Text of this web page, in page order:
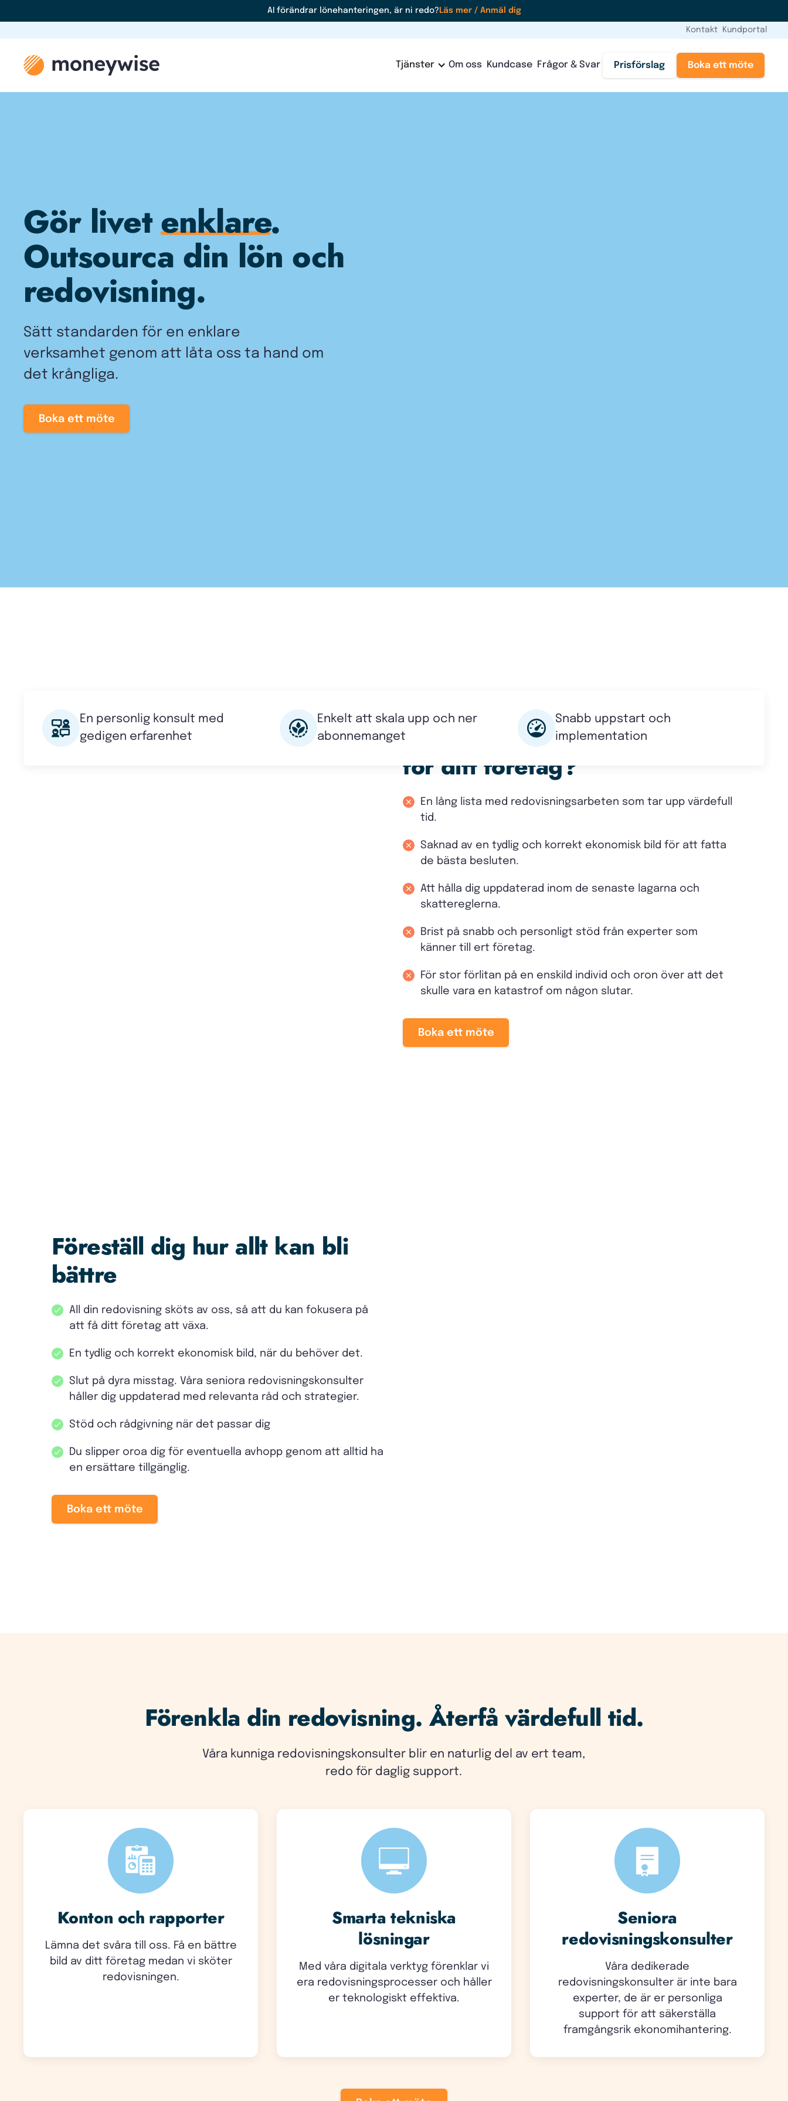
AI förändrar lönehanteringen, är ni redo? Läs mer / Anmäl dig
Kontakt Kundportal
Tjänster Om oss Kundcase Frågor & Svar Prisförslag Boka ett möte
Gör livetenklare.
Outsourca din lön och
redovisning.
Sätt standarden för en enklare
verksamhet genom att låta oss ta hand om
det krångliga.
Boka ett möte
En personlig konsult med
gedigen erfarenhet
Enkelt att skala upp och ner
abonnemanget
Snabb uppstart och
implementation
Är dessa utmaningar vardag
för ditt företag?
En lång lista med redovisningsarbeten som tar upp värdefull
tid.
Saknad av en tydlig och korrekt ekonomisk bild för att fatta
de bästa besluten.
Att hålla dig uppdaterad inom de senaste lagarna och
skattereglerna.
Brist på snabb och personligt stöd från experter som
känner till ert företag.
För stor förlitan på en enskild individ och oron över att det
skulle vara en katastrof om någon slutar.
Boka ett möte
Föreställ dig hur allt kan bli
bättre
All din redovisning sköts av oss, så att du kan fokusera på
att få ditt företag att växa.
En tydlig och korrekt ekonomisk bild, när du behöver det.
Slut på dyra misstag. Våra seniora redovisningskonsulter
håller dig uppdaterad med relevanta råd och strategier.
Stöd och rådgivning när det passar dig
Du slipper oroa dig för eventuella avhopp genom att alltid ha
en ersättare tillgänglig.
Boka ett möte
Förenkla din redovisning. Återfå värdefull tid.
Våra kunniga redovisningskonsulter blir en naturlig del av ert team,
redo för daglig support.
Konton och rapporter
Lämna det svåra till oss. Få en bättre
bild av ditt företag medan vi sköter
redovisningen.
Smarta tekniska
lösningar
Med våra digitala verktyg förenklar vi
era redovisningsprocesser och håller
er teknologiskt effektiva.
Seniora
redovisningskonsulter
Våra dedikerade
redovisningskonsulter är inte bara
experter, de är er personliga
support för att säkerställa
framgångsrik ekonomihantering.